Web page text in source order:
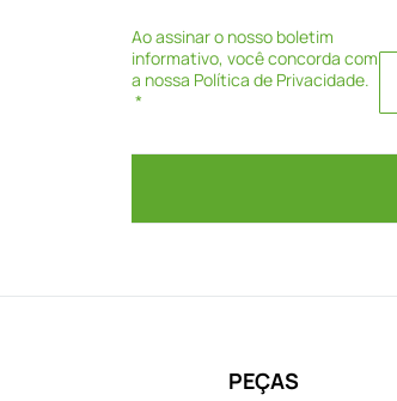
Ao assinar o nosso boletim
informativo, você concorda com
a nossa Política de Privacidade.
PEÇAS